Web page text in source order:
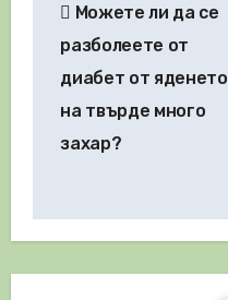
Можете ли да се
разболеете от
диабет от яденето
на твърде много
захар?